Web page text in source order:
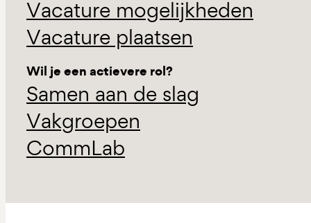
Vacature mogelijkheden
Vacature plaatsen
Wil je een actievere rol?
Samen aan de slag
Vakgroepen
CommLab